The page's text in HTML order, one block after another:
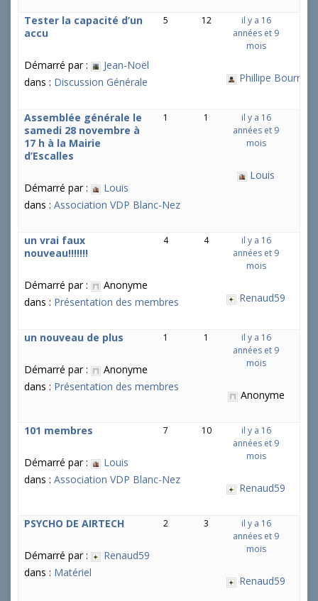
Tester la capacité d’un
accu
Démarré par :
Jean-Noël
dans : Discussion Générale
5 12
il y a 16
années et 9
mois
Phillipe Bourrier
Assemblée générale le
samedi 28 novembre à
17 h à la Mairie
d’Escalles
Démarré par :
Louis
dans : Association VDP Blanc-Nez
1 1
il y a 16
années et 9
mois
Louis
un vrai faux
nouveau!!!!!!!
Démarré par :
Anonyme
dans : Présentation des membres
4 4
il y a 16
années et 9
mois
Renaud59
un nouveau de plus
Démarré par :
Anonyme
dans : Présentation des membres
1 1
il y a 16
années et 9
mois
Anonyme
101 membres
Démarré par :
Louis
dans : Association VDP Blanc-Nez
7 10
il y a 16
années et 9
mois
Renaud59
PSYCHO DE AIRTECH
Démarré par :
Renaud59
dans : Matériel
2 3
il y a 16
années et 9
mois
Renaud59